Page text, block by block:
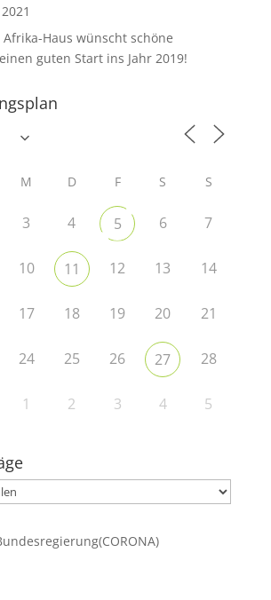
Afrika-Haus wünscht schöne
guten Start ins Jahr 2019!
M D F S S
3 4 5 6 7
10 11 12 13 14
17 18 19 20 21
24 25 26 27 28
1 2 3 4 5